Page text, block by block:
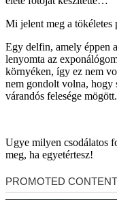
Mi jelent meg a
Egy delfin, amely éppen
lenyomta az
környéken, így ez nem
nem gondolt volna, hogy
várandós felesége
Ugye milyen csodálatos
meg, ha egyetértesz!